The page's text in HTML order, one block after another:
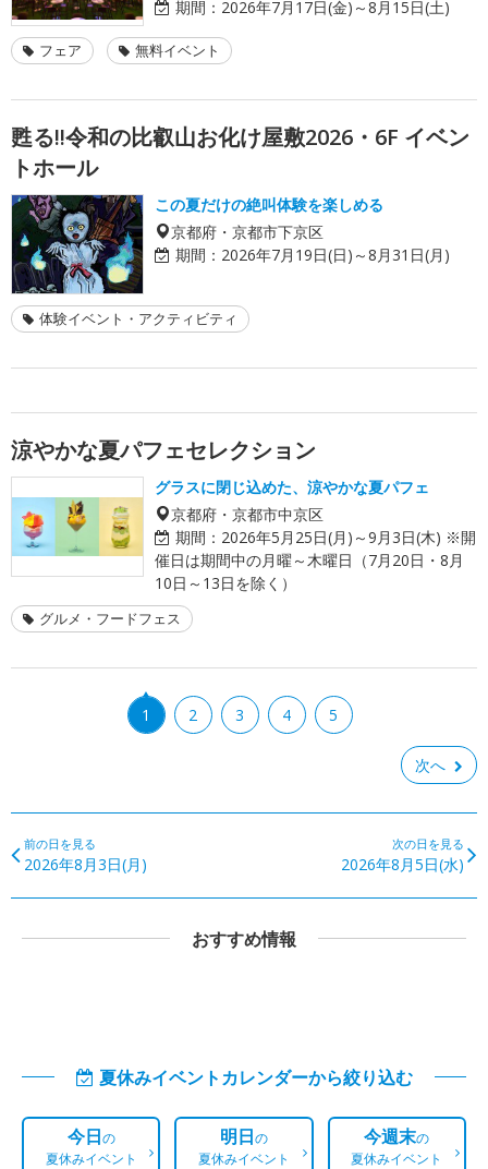
期間： 2026年7月17日(金)～8月15日(土)
フェア 無料イベント
甦る!!令和の比叡山お化け屋敷2026・6F イベン
トホール
この夏だけの絶叫体験を楽しめる
京都府・京都市下京区
期間： 2026年7月19日(日)～8月31日(月)
体験イベント・アクティビティ
涼やかな夏パフェセレクション
グラスに閉じ込めた、涼やかな夏パフェ
京都府・京都市中京区
期間： 2026年5月25日(月)～9月3日(木) ※開
催日は期間中の月曜～木曜日（7月20日・8月
10日～13日を除く）
グルメ・フードフェス
1 2 3 4 5
次へ
前の日を見る
2026年8月3日(月)
次の日を見る
2026年8月5日(水)
おすすめ情報
夏休みイベントカレンダーから絞り込む
今日の
夏休みイベント
明日の
夏休みイベント
今週末の
夏休みイベント